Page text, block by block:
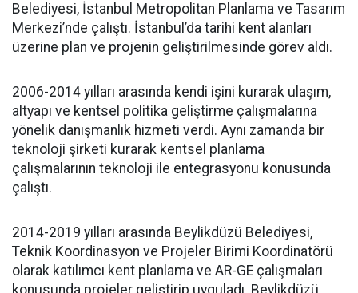
Belediyesi, İstanbul Metropolitan Planlama ve Tasarım
Merkezi’nde çalıştı. İstanbul’da tarihi kent alanları
üzerine plan ve projenin geliştirilmesinde görev aldı.
2006-2014 yılları arasında kendi işini kurarak ulaşım,
altyapı ve kentsel politika geliştirme çalışmalarına
yönelik danışmanlık hizmeti verdi. Aynı zamanda bir
teknoloji şirketi kurarak kentsel planlama
çalışmalarının teknoloji ile entegrasyonu konusunda
çalıştı.
2014-2019 yılları arasında Beylikdüzü Belediyesi,
Teknik Koordinasyon ve Projeler Birimi Koordinatörü
olarak katılımcı kent planlama ve AR-GE çalışmaları
konusunda projeler geliştirip uyguladı. Beylikdüzü